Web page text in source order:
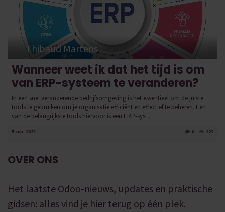
Thibaud Martens
Wanneer weet ik dat het tijd is om
van ERP-systeem te veranderen?
In een snel veranderende bedrijfsomgeving is het essentieel om de juiste
tools te gebruiken om je organisatie efficiënt en effectief te beheren. Een
van de belangrijkste tools hiervoor is een ERP-syst...
5 sep. 2024 0 222
OVER ONS
Het laatste Odoo-nieuws, updates en praktische
gidsen: alles vind je hier terug op één plek.